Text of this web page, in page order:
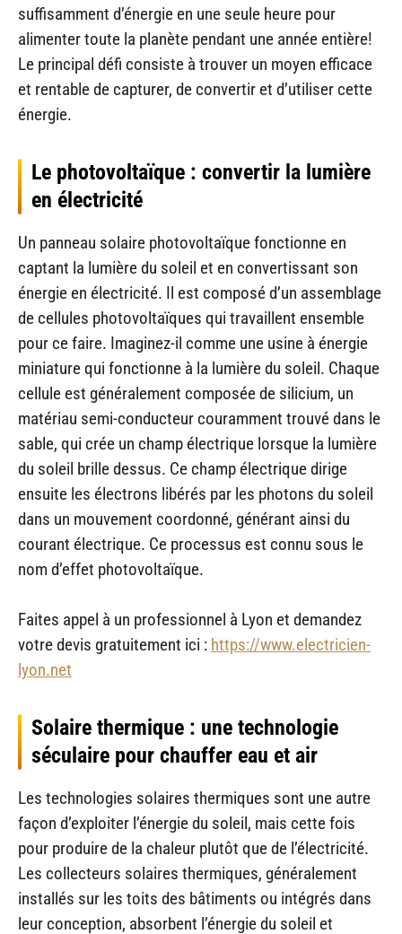
suffisamment d’énergie en une seule heure pour
alimenter toute la planète pendant une année entière!
Le principal défi consiste à trouver un moyen efficace
et rentable de capturer, de convertir et d’utiliser cette
énergie.
Le photovoltaïque : convertir la lumière
en électricité
Un panneau solaire photovoltaïque fonctionne en
captant la lumière du soleil et en convertissant son
énergie en électricité. Il est composé d’un assemblage
de cellules photovoltaïques qui travaillent ensemble
pour ce faire. Imaginez-il comme une usine à énergie
miniature qui fonctionne à la lumière du soleil. Chaque
cellule est généralement composée de silicium, un
matériau semi-conducteur couramment trouvé dans le
sable, qui crée un champ électrique lorsque la lumière
du soleil brille dessus. Ce champ électrique dirige
ensuite les électrons libérés par les photons du soleil
dans un mouvement coordonné, générant ainsi du
courant électrique. Ce processus est connu sous le
nom d’effet photovoltaïque.
Faites appel à un professionnel à Lyon et demandez
votre devis gratuitement ici : https://www.electricien-
lyon.net
Solaire thermique : une technologie
séculaire pour chauffer eau et air
Les technologies solaires thermiques sont une autre
façon d’exploiter l’énergie du soleil, mais cette fois
pour produire de la chaleur plutôt que de l’électricité.
Les collecteurs solaires thermiques, généralement
installés sur les toits des bâtiments ou intégrés dans
leur conception, absorbent l’énergie du soleil et